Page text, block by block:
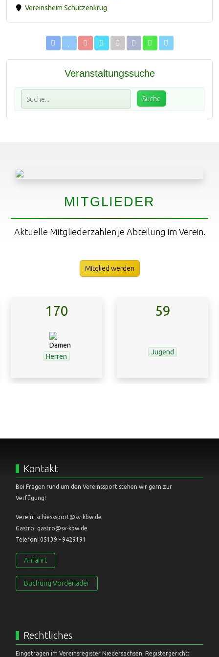
Vereinsheim Schützenkrug
Veranstaltungssuche
MITGLIEDER
Aktuelle Mitgliederzahlen je Abteilung im Verein.
Mitglied werden
170
Herren
59
Jugend
Kontakt
Bei Fragen rund um den Vereinssport stehen wir gern zur
Verfügung!
Verein: schiesssport@sv-kbw.de
Gastro: gastro@sv-kbw.de
Telefon: 05139 - 9429191
Anfahrt
Buchung Vorderlader
Rechtliches
Eingetragen im Vereinsregister Niedersachsen. Registergericht: